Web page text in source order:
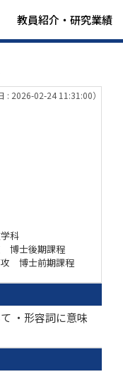
教員紹介・研究業績
: 2026-02-24 11:31:00）
科
博士後期課程
攻 博士前期課程
・形容詞に意味